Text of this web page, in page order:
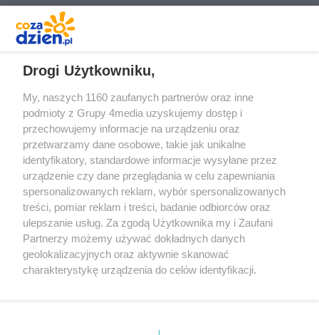
Redakcja Reklama Prywatność
Praca Łódź
the:protocol
Drogi Użytkowniku,
My, naszych 1160 zaufanych partnerów oraz inne
podmioty z Grupy 4media uzyskujemy dostęp i
przechowujemy informacje na urządzeniu oraz
przetwarzamy dane osobowe, takie jak unikalne
identyfikatory, standardowe informacje wysyłane przez
urządzenie czy dane przeglądania w celu zapewniania
spersonalizowanych reklam, wybór spersonalizowanych
treści, pomiar reklam i treści, badanie odbiorców oraz
ulepszanie usług. Za zgodą Użytkownika my i Zaufani
Partnerzy możemy używać dokładnych danych
geolokalizacyjnych oraz aktywnie skanować
charakterystykę urządzenia do celów identyfikacji.
zmienić/wycofać klikając przycisk ustawień prywatności